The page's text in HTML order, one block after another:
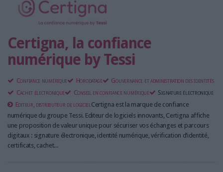
Certigna, la confiance
numérique by Tessi
Confiance numérique Horodatage
Gouvernance et administration des identités
Cachet électronique
Conseil en confiance numérique
Signature électronique
Editeur, distributeur de logicielCertigna est la marque de confiance
numérique du groupe Tessi. Editeur de logiciels innovants, Certigna affiche
une proposition de valeur unique pour sécuriser vos échanges et parcours
digitaux : signature électronique, identité numérique, vérification d’identité,
certificats, cachet...